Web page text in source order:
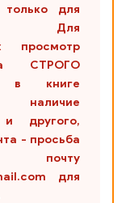
только для
Для
просмотр
СТРОГО
в книге
наличие
другого,
- просьба
почту
для